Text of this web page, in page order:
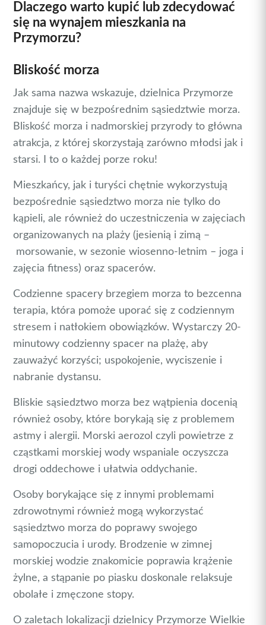
Dlaczego warto kupić lub zdecydować
się na wynajem mieszkania na
Przymorzu?
Bliskość morza
Jak sama nazwa wskazuje, dzielnica Przymorze
znajduje się w bezpośrednim sąsiedztwie morza.
Bliskość morza i nadmorskiej przyrody to główna
atrakcja, z której skorzystają zarówno młodsi jak i
starsi. I to o każdej porze roku!
Mieszkańcy, jak i turyści chętnie wykorzystują
bezpośrednie sąsiedztwo morza nie tylko do
kąpieli, ale również do uczestniczenia w zajęciach
organizowanych na plaży (jesienią i zimą –
morsowanie, w sezoniewiosenno-letnim – joga i
zajęcia fitness) oraz spacerów.
Codzienne spacery brzegiem morza to bezcenna
terapia, która pomoże uporać się z codziennym
stresem i natłokiem obowiązków. Wystarczy 20-
minutowy codzienny spacer na plażę, aby
zauważyć korzyści; uspokojenie, wyciszenie i
nabranie dystansu.
Bliskie sąsiedztwo morza bez wątpienia docenią
również osoby, które borykają się z problemem
astmy i alergii. Morski aerozol czyli powietrze z
cząstkami morskiej wody wspaniale oczyszcza
drogi oddechowe i ułatwia oddychanie.
Osoby borykające się z innymi problemami
zdrowotnymi również mogą wykorzystać
sąsiedztwo morza do poprawy swojego
samopoczucia i urody. Brodzenie w zimnej
morskiej wodzie znakomicie poprawia krążenie
żylne, a stąpanie po piasku doskonale relaksuje
obolałe i zmęczone stopy.
O zaletach lokalizacji dzielnicy Przymorze Wielkie